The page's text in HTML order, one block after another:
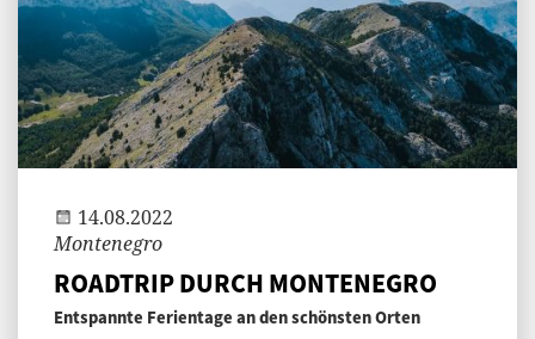
Jenny
14.08.2022
Montenegro
ROADTRIP DURCH MONTENEGRO
Entspannte Ferientage an den schönsten Orten